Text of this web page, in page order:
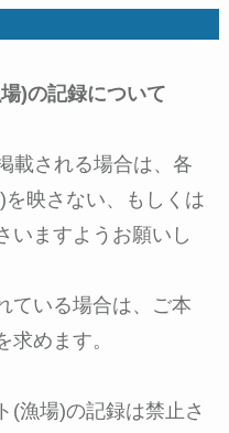
)の記録について
載される場合は、各
映さない、もしくは
いますようお願いし
ている場合は、ご本
求めます。
(漁場)の記録は禁止さ